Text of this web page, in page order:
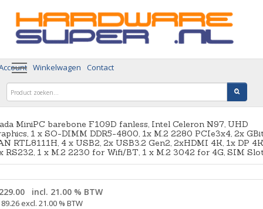
Winkelwagen Contact
MiniPC barebone F109D fanless, Intel Celeron N97, UHD
1 x SO-DIMM DDR5-4800, 1x M.2 2280 PCIe3x4, 2x
RTL8111H, 4 x USB2, 2x USB3.2 Gen2, 2xHDMI 4K, 1x DP
RS232, 1 x M.2 2230 for Wifi/BT, 1 x M.2 3042 for 4G, SIM
incl. 21.00 % BTW
excl. 21.00 % BTW